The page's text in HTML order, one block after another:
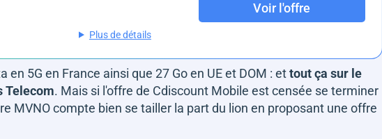
Voir l'offre
Plus de détails
en 5G en France ainsi que 27 Go en UE et DOM : ettout ça sur le
Telecom. Mais si l'offre de Cdiscount Mobile est censée se terminer
MVNO compte bien se tailler la part du lion en proposant une offre